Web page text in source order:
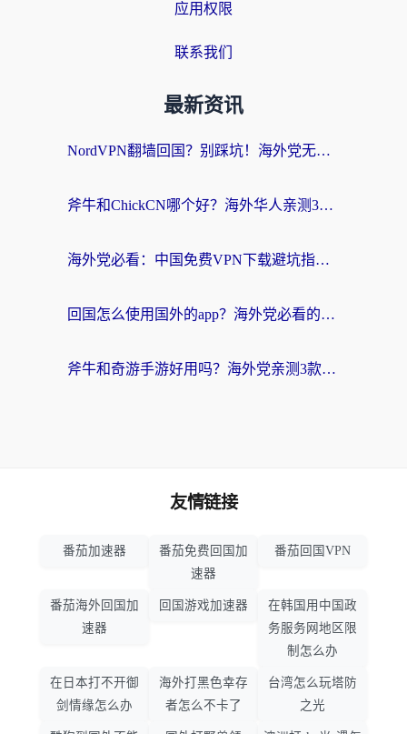
应用权限
联系我们
最新资讯
NordVPN翻墙回国？别踩坑！海外党无缝访问国内资源的真实指南
斧牛和ChickCN哪个好？海外华人亲测3款回国加速器+免费试用攻略
海外党必看：中国免费VPN下载避坑指南 + 无缝访问国内资源的终极方案
回国怎么使用国外的app？海外党必看的无缝访问国内资源全攻略
斧牛和奇游手游好用吗？海外党亲测3款回国加速器，选对才能无缝刷国内资源
友情链接
番茄加速器
番茄免费回国加
速器
番茄回国VPN
番茄海外回国加
速器
回国游戏加速器
在韩国用中国政
务服务网地区限
制怎么办
在日本打不开御
剑情缘怎么办
海外打黑色幸存
者怎么不卡了
台湾怎么玩塔防
之光